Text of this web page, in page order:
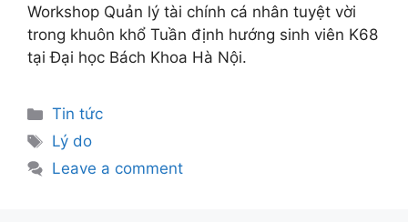
Workshop Quản lý tài chính cá nhân tuyệt vời
trong khuôn khổ Tuần định hướng sinh viên K68
tại Đại học Bách Khoa Hà Nội.
Tin tức
Lý do
Leave a comment